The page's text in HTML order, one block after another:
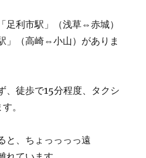
足利市駅」（浅草⇔赤城）
」（高崎⇔小山）がありま
、徒歩で15分程度、タクシ
。
と、ちょっっっっ遠